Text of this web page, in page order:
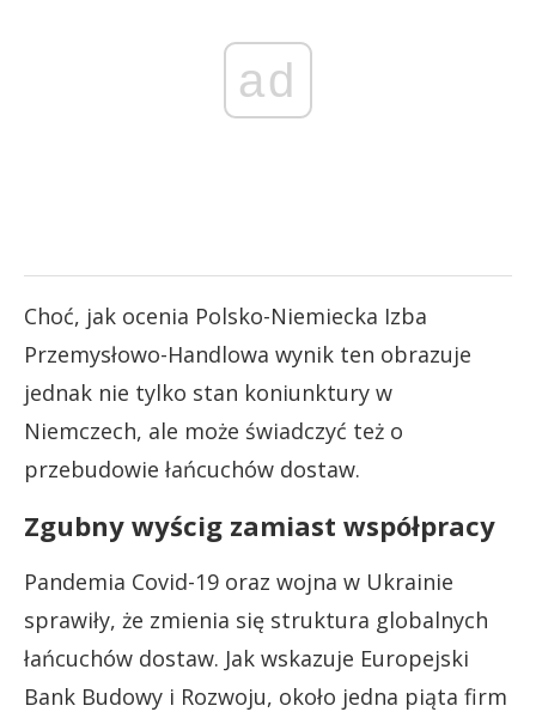
ad
Choć, jak ocenia Polsko-Niemiecka Izba
Przemysłowo-Handlowa wynik ten obrazuje
jednak nie tylko stan koniunktury w
Niemczech, ale może świadczyć też o
przebudowie łańcuchów dostaw.
Zgubny wyścig zamiast współpracy
Pandemia Covid-19 oraz wojna w Ukrainie
sprawiły, że zmienia się struktura globalnych
łańcuchów dostaw. Jak wskazuje Europejski
Bank Budowy i Rozwoju, około jedna piąta firm